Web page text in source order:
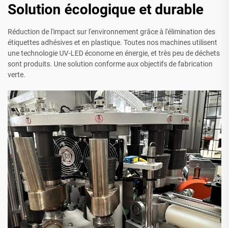
Solution écologique et durable
Réduction de l'impact sur l'environnement grâce à l'élimination des
étiquettes adhésives et en plastique. Toutes nos machines utilisent
une technologie UV-LED économe en énergie, et très peu de déchets
sont produits. Une solution conforme aux objectifs de fabrication
verte.